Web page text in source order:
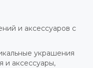
и аксессуаров с
украшения
и аксессуары,